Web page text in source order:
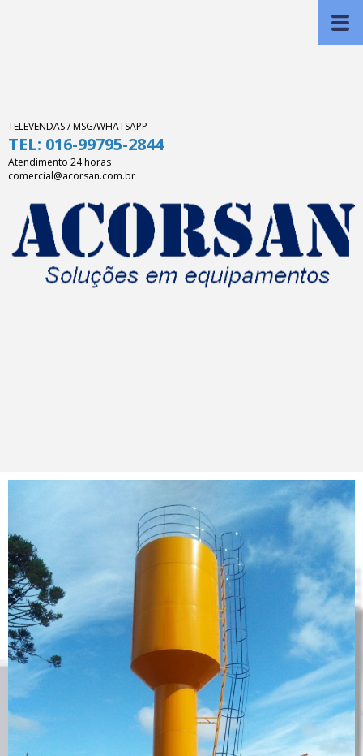
TELEVENDAS / MSG/WHATSAPP
TEL: 016-99795-2844
Atendimento 24 horas
comercial@acorsan.com.br